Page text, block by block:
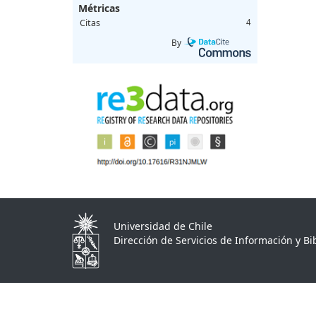
Métricas
Citas 4
By
Universidad de Chile
Dirección de Servicios de Información y